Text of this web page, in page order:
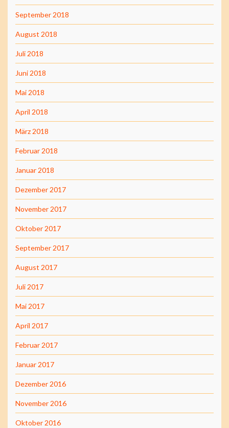
September 2018
August 2018
Juli 2018
Juni 2018
Mai 2018
April 2018
März 2018
Februar 2018
Januar 2018
Dezember 2017
November 2017
Oktober 2017
September 2017
August 2017
Juli 2017
Mai 2017
April 2017
Februar 2017
Januar 2017
Dezember 2016
November 2016
Oktober 2016